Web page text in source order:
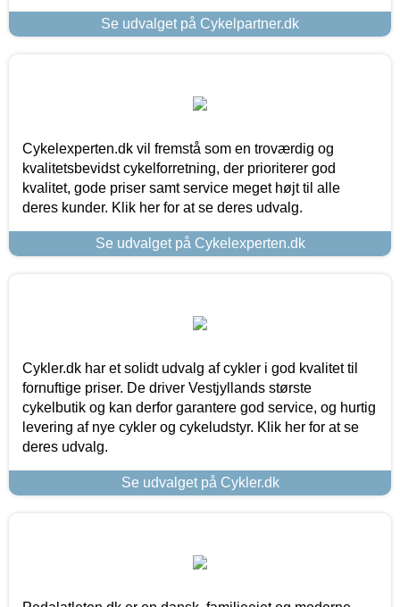
Se udvalget på Cykelpartner.dk
Cykelexperten.dk vil fremstå som en troværdig og
kvalitetsbevidst cykelforretning, der prioriterer god
kvalitet, gode priser samt service meget højt til alle
deres kunder. Klik her for at se deres udvalg.
Se udvalget på Cykelexperten.dk
Cykler.dk har et solidt udvalg af cykler i god kvalitet til
fornuftige priser. De driver Vestjyllands største
cykelbutik og kan derfor garantere god service, og hurtig
levering af nye cykler og cykeludstyr. Klik her for at se
deres udvalg.
Se udvalget på Cykler.dk